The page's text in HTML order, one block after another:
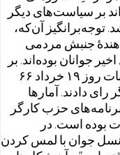
بر سیاست‌های دیگر
توجه‌برانگیز آن‌که،
جنبش مردمی
جوانان بوده‌اند. بر
اساس آمارهای منتشر شده در انتخابات روز ۱۹ خرداد ۶۶
دادند. آمارها
حزب کارگر
بوده است. در
نسل جوان با لمس کردن